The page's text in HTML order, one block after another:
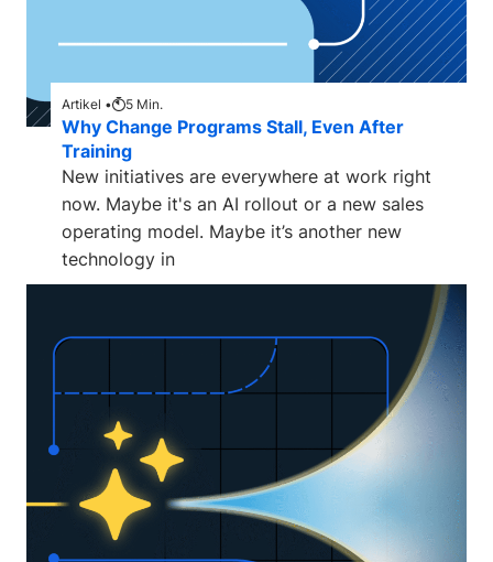
Artikel • 5 Min.
Why Change Programs Stall, Even After
Training
New initiatives are everywhere at work right
now. Maybe it's an AI rollout or a new sales
operating model. Maybe it’s another new
technology in